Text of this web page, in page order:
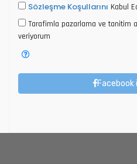
Sözleşme Koşullarını Kabul
Tarafimla pazarlama ve tanitim
veriyorum
Facebook